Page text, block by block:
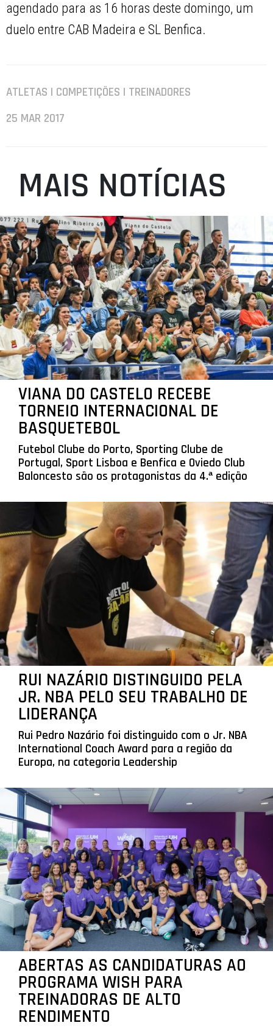
agendado para as 16 horas deste domingo, um
duelo entre CAB Madeira e SL Benfica.
ATLETAS | COMPETIÇÕES | TREINADORES
25 MAR 2017
MAIS NOTÍCIAS
VIANA DO CASTELO RECEBE
TORNEIO INTERNACIONAL DE
BASQUETEBOL
Futebol Clube do Porto, Sporting Clube de
Portugal, Sport Lisboa e Benfica e Oviedo Club
Baloncesto são os protagonistas da 4.ª edição
RUI NAZÁRIO DISTINGUIDO PELA
JR. NBA PELO SEU TRABALHO DE
LIDERANÇA
Rui Pedro Nazário foi distinguido com o Jr. NBA
International Coach Award para a região da
Europa, na categoria Leadership
ABERTAS AS CANDIDATURAS AO
PROGRAMA WISH PARA
TREINADORAS DE ALTO
RENDIMENTO